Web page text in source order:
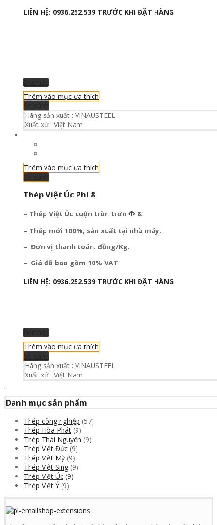
LIÊN HỆ: 0936.252.539 TRƯỚC KHI ĐẶT HÀNG
Thêm vào mục ưa thích
Hãng sản xuất : VINAUSTEEL
Xuất xứ : Việt Nam
Thêm vào mục ưa thích
Thép Việt Úc Phi 8
– Thép Việt Úc cuộn tròn trơn Ф 8.
– Thép mới 100%, sản xuất tại nhà máy.
– Đơn vị thanh toán: đồng/Kg.
– Giá đã bao gồm 10% VAT
LIÊN HỆ: 0936.252.539 TRƯỚC KHI ĐẶT HÀNG
Thêm vào mục ưa thích
Hãng sản xuất : VINAUSTEEL
Xuất xứ : Việt Nam
Danh mục sản phẩm
Thép công nghiệp (57)
Thép Hòa Phát (9)
Thép Thái Nguyên (9)
Thép Việt Đức (9)
Thép Việt Mỹ (9)
Thép Việt Sing (9)
Thép Việt Úc (9)
Thép Việt Ý (9)